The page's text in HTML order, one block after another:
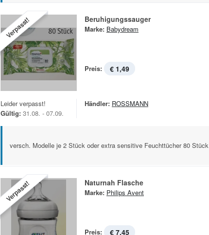
Verpasst! Beruhigungssauger
Marke: Babydream
Preis: € 1,49
Leider verpasst!
Gültig: 31.08. - 07.09.
Händler: ROSSMANN
versch. Modelle je 2 Stück oder extra sensitive Feuchttücher 80 Stück
Verpasst! Naturnah Flasche
Marke: Philips Avent
Preis: € 7,45